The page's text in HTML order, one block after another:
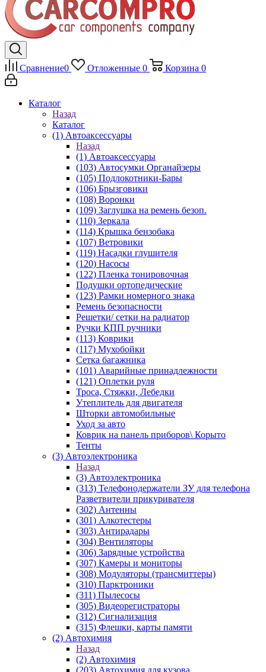
Сравнение0 Отложенные 0 Корзина 0
Каталог
Назад
Каталог
(1) Автоаксессуары
Назад
(1) Автоаксессуары
(103) Автосумки Органайзеры
(105) Подлокотники-Бары
(106) Брызговики
(108) Воронки
(109) Заглушка на ремень безоп.
(110) Зеркала
(114) Крышка бензобака
(107) Ветровики
(119) Насадки глушителя
(120) Насосы
(122) Пленка тонировочная
Подушки ортопедические
(123) Рамки номерного знака
Ремень безопасности
Решетки/ сетки на радиатор
Ручки КПП ручники
(113) Коврики
(117) Мухобойки
Сетка багажника
(101) Аварийные принадлежности
(121) Оплетки руля
Троса, Стяжки, Лебедки
Утеплитель для двигателя
Шторки автомобильные
Уход за авто
Коврик на панель приборов\ Корыто
Тенты
(3) Автоэлектроника
Назад
(3) Автоэлектроника
(313) Телефонодержатели ЗУ для телефона
Разветвители прикуривателя
(302) Антенны
(301) Алкотестеры
(303) Антирадары
(304) Вентиляторы
(306) Зарядные устройства
(307) Камеры и мониторы
(308) Модуляторы (трансмиттеры)
(310) Парктроники
(311) Пылесосы
(305) Видеорегистраторы
(312) Сигнализация
(315) Флешки, карты памяти
(2) Автохимия
Назад
(2) Автохимия
(203) Автохимия для кузова